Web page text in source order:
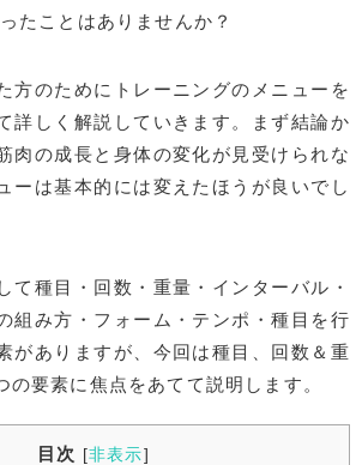
たことはありませんか？
方のためにトレーニングのメニューを
詳しく解説していきます。まず結論か
肉の成長と身体の変化が見受けられな
ーは基本的には変えたほうが良いでし
て種目・回数・重量・インターバル・
組み方・フォーム・テンポ・種目を行
がありますが、今回は種目、回数＆重
の要素に焦点をあてて説明します。
目次 [非表示]